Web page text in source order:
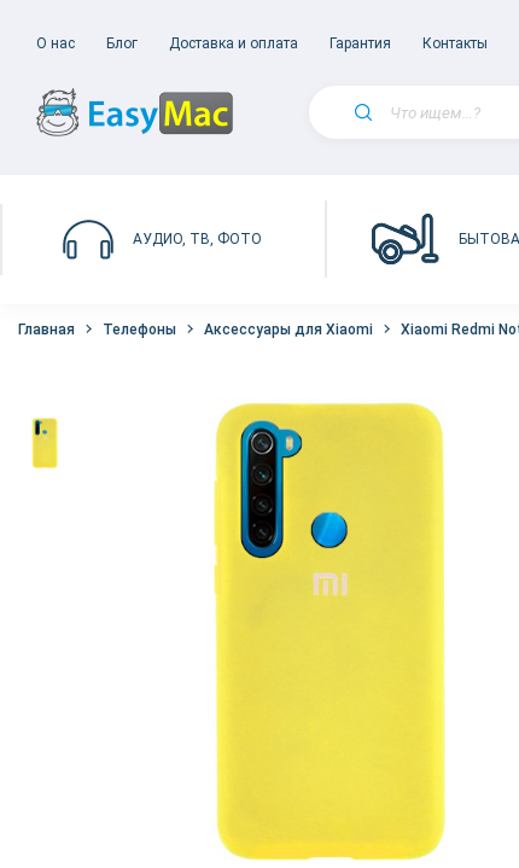
О нас Блог Доставка и оплата Гарантия Контакты
АУДИО, ТВ, ФОТО
Главная Телефоны Аксессуары для Xiaomi Xiaomi Redmi